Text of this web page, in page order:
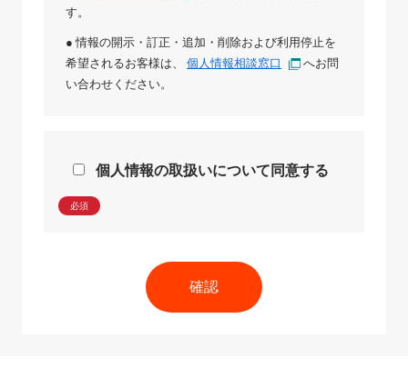
す。
● 情報の開示・訂正・追加・削除および利用停止を
希望されるお客様は、 個人情報相談窓口
へお問
い合わせください。
個人情報の取扱いについて同意する
必須